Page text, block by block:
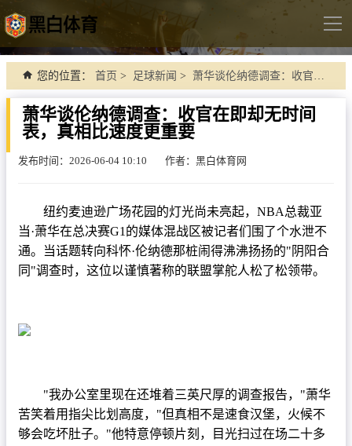
导
首页
足球直播
英超
德甲
意甲
世界杯
中超
CBA
您的位置： 首页 > 足球新闻 > 萧华谈伦纳德调查：收官在即却无时间表，真相比速度更重要
萧华谈伦纳德调查：收官在即却无时间
表，真相比速度更重要
发布时间：2026-06-04 10:10 作者：黑白体育网
纽约麦迪逊广场花园的灯光尚未亮起，NBA总裁亚
当·萧华在总决赛G1的媒体混战区被记者们围了个水泄不
通。当话题转向科怀·伦纳德那桩闹得沸沸扬扬的"阴阳合
同"调查时，这位以谨慎著称的联盟掌舵人松了松领带。
"我办公室里现在还堆着三英尺厚的调查报告，"萧华
苦笑着用指尖比划高度，"但真相不是速食汉堡，火候不
够会吃坏肚子。"他特意停顿片刻，目光扫过在场二十多